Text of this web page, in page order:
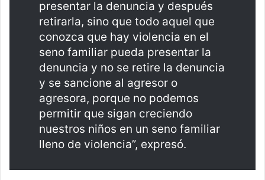
presentar la denuncia y después
retirarla, sino que todo aquel que
conozca que hay violencia en el
seno familiar pueda presentar la
denuncia y no se retire la denuncia
y se sancione al agresor o
agresora, porque no podemos
permitir que sigan creciendo
nuestros niños en un seno familiar
lleno de violencia”, expresó.